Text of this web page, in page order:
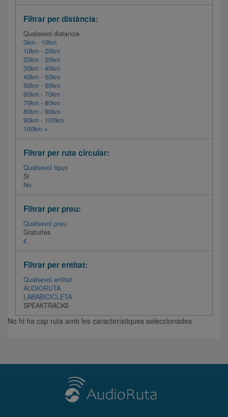
Filtrar per distància:
Qualsevol distancia
0km - 10km
10km - 20km
20km - 30km
30km - 40km
40km - 50km
50km - 60km
60km - 70km
70km - 80km
80km - 90km
90km - 100km
100km +
Filtrar per ruta circular:
Qualsevol tipus
Si
No
Filtrar per preu:
Qualsevol preu
Gratuïtes
€
Filtrar per entitat:
Qualsevol entitat
AUDIORUTA
LABABICICLETA
SPEAKTRACKS
No hi ha cap ruta amb les característiques seleccionades